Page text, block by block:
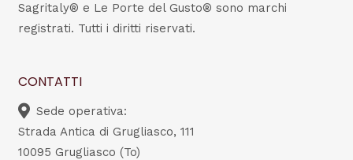
Sagritaly® e Le Porte del Gusto® sono marchi
registrati. Tutti i diritti riservati.
CONTATTI
Sede operativa:
Strada Antica di Grugliasco, 111
10095 Grugliasco (To)